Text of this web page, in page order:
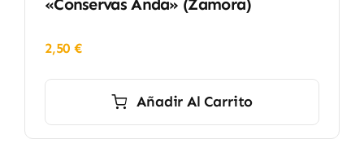
2,50€
Añadir Al Carrito